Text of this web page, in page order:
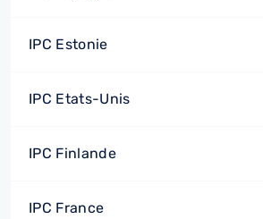
IPC Estonie
IPC Etats-Unis
IPC Finlande
IPC France